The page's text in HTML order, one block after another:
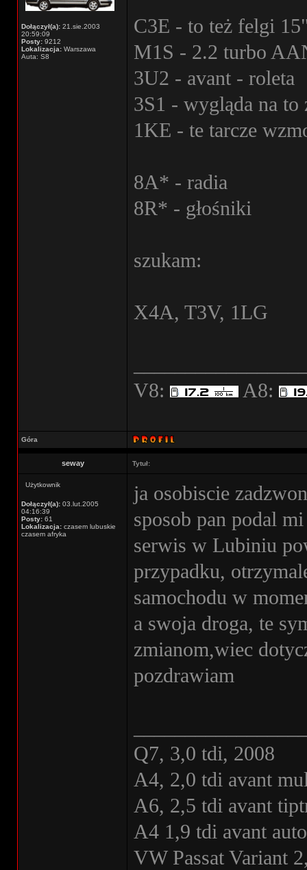
Dołączył(a): 21.sie.2003
20:59:09
Posty: 9212
Lokalizacja: Warszawa
Auta: S8
C3E - to też felgi
M1S - 2.2 turbo
3U2 - avant - roleta
3S1 - wygląda na
1KE - te tarcze
8A* - radia
8R* - głośniki
szukam:
X4A, T3V, 1LG
V8:
A8:
Góra
seway Tytuł:
Użytkownik
Dołączył(a): 03.lut.2005
04:16:39
Posty: 61
Lokalizacja: czasem lubuskie
czasem afryka
ja osobiscie
sposob pan podal
serwis w Lubiniu
przypadku,
samochodu w
a swoja droga, te
zmianom,wiec
pozdrawiam
Q7, 3,0 tdi, 2008
A4, 2,0 tdi avant
A6, 2,5 tdi avant
A4 1,9 tdi avant
VW Passat Variant